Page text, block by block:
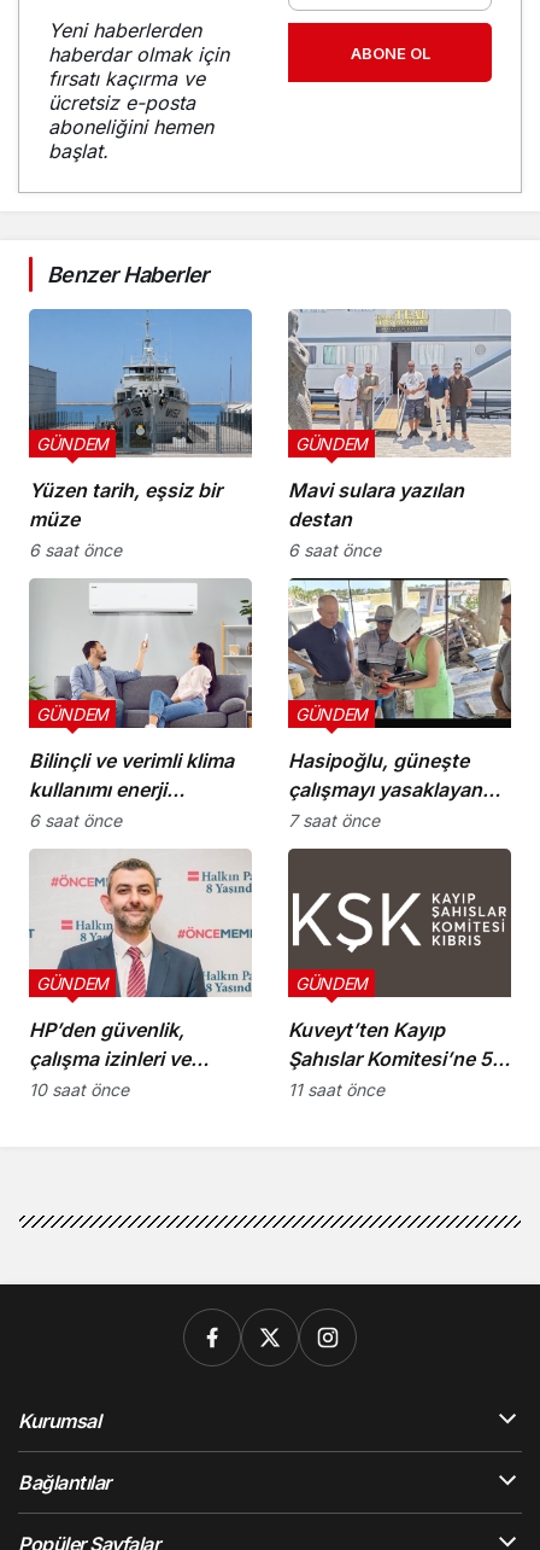
Yeni haberlerden
haberdar olmak için
fırsatı kaçırma ve
ücretsiz e-posta
aboneliğini hemen
başlat.
ABONE OL
Benzer Haberler
Yüzen tarih, eşsiz bir
müze
GÜNDEM
6 saat önce
Mavi sulara yazılan
destan
GÜNDEM
6 saat önce
Bilinçli ve verimli klima
kullanımı enerji
tüketimini azaltıyor
GÜNDEM
6 saat önce
Hasipoğlu, güneşte
çalışmayı yasaklayan
kararın uygulanmasını
Yeniboğaziçi’nde
GÜNDEM
7 saat önce
HP’den güvenlik,
çalışma izinleri ve
yurttaşlık
GÜNDEM
10 saat önce
Kuveyt’ten Kayıp
Şahıslar Komitesi’ne 50
bin dolar katkı
GÜNDEM
11 saat önce
Kurumsal
Bağlantılar
Popüler Sayfalar